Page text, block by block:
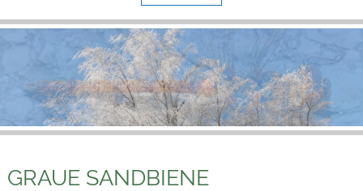
GRAUE SANDBIENE